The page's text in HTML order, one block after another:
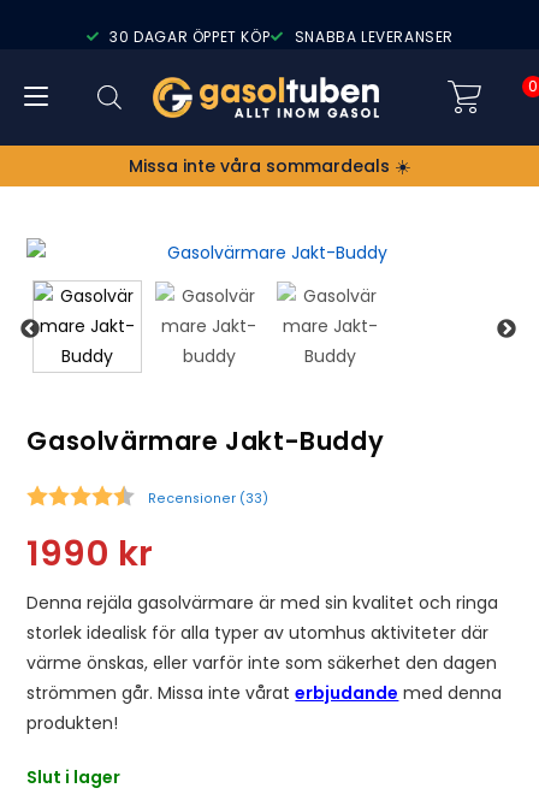
30 DAGAR ÖPPET KÖP SNABBA LEVERANSER
0
Missa inte våra sommardeals ☀️
Gasolvärmare Jakt-Buddy
Recensioner (33)
1990 kr
Denna rejäla gasolvärmare är med sin kvalitet och ringa
storlek idealisk för alla typer av utomhus aktiviteter där
värme önskas, eller varför inte som säkerhet den dagen
strömmen går. Missa inte våraterbjudande med denna
produkten!
Slut i lager